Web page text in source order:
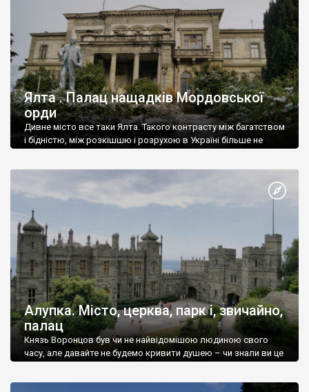
Ялта . Палац нащадків Мордовської
орди
Дивне місто все таки Ялта. Такого контрасту між багатством
і бідністю, між розкішшю і розрухою в Україні більше не
Алупка. Місто, церква, парк і, звичайно,
палац
Князь Воронцов був чи не найвідомішою людиною свого
часу, але давайте не будемо кривити душею – чи знали ви це